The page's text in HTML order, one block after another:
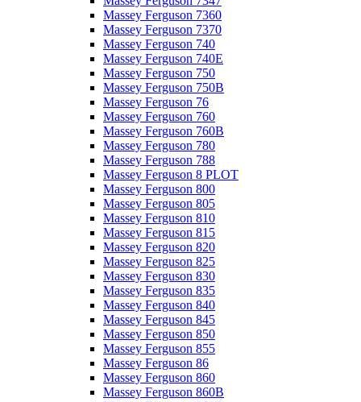
Massey Ferguson 7360
Massey Ferguson 7370
Massey Ferguson 740
Massey Ferguson 740E
Massey Ferguson 750
Massey Ferguson 750B
Massey Ferguson 76
Massey Ferguson 760
Massey Ferguson 760B
Massey Ferguson 780
Massey Ferguson 788
Massey Ferguson 8 PLOT
Massey Ferguson 800
Massey Ferguson 805
Massey Ferguson 810
Massey Ferguson 815
Massey Ferguson 820
Massey Ferguson 825
Massey Ferguson 830
Massey Ferguson 835
Massey Ferguson 840
Massey Ferguson 845
Massey Ferguson 850
Massey Ferguson 855
Massey Ferguson 86
Massey Ferguson 860
Massey Ferguson 860B